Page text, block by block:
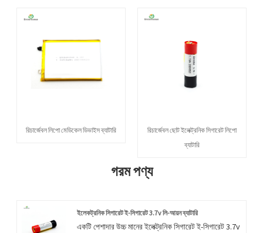
রিচার্জেবল লিপো মেডিকেল ডিভাইস ব্যাটারি
রিচার্জেবল ছোট ইলেক্ট্রনিক সিগারেট লিপো
ব্যাটারি
গরম পণ্য
ইলেকট্রনিক সিগারেট ই-সিগারেট 3.7v লি-আয়ন ব্যাটারি
একটি পেশাদার উচ্চ মানের ইলেক্ট্রনিক সিগারেট ই-সিগারেট 3.7v